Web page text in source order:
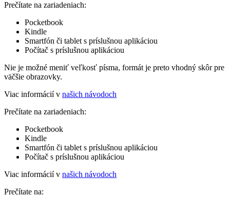
Prečítate na zariadeniach:
Pocketbook
Kindle
Smartfón či tablet s príslušnou aplikáciou
Počítač s príslušnou aplikáciou
Nie je možné meniť veľkosť písma, formát je preto vhodný skôr pre
väčšie obrazovky.
Viac informácií v našich návodoch
Prečítate na zariadeniach:
Pocketbook
Kindle
Smartfón či tablet s príslušnou aplikáciou
Počítač s príslušnou aplikáciou
Viac informácií v našich návodoch
Prečítate na: